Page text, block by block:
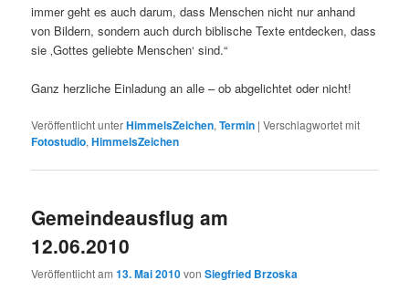
immer geht es auch darum, dass Menschen nicht nur anhand
von Bildern, sondern auch durch biblische Texte entdecken, dass
sie ‚Gottes geliebte Menschen‘ sind.“
Ganz herzliche Einladung an alle – ob abgelichtet oder nicht!
Veröffentlicht unterHimmelsZeichen,Termin |Verschlagwortet mit
Fotostudio,HimmelsZeichen
Gemeindeausflug am
12.06.2010
Veröffentlicht am13. Mai 2010vonSiegfried Brzoska